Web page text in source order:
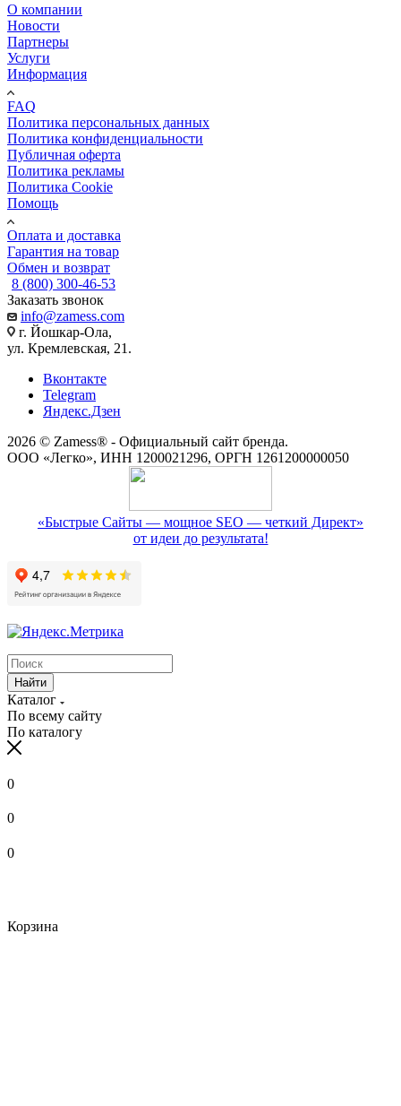
О компании
Новости
Партнеры
Услуги
Информация
FAQ
Политика персональных данных
Политика конфиденциальности
Публичная оферта
Политика рекламы
Политика Cookie
Помощь
Оплата и доставка
Гарантия на товар
Обмен и возврат
8 (800) 300-46-53
Заказать звонок
info@zamess.com
г. Йошкар-Ола,
ул. Кремлевская, 21.
Вконтакте
Telegram
Яндекс.Дзен
2026 © Zamess® - Официальный сайт бренда.
ООО «Легко», ИНН 1200021296, ОРГН 1261200000050
«Быстрые Сайты — мощное SEO — четкий Директ»
от идеи до результата!
Найти
Каталог
По всему сайту
По каталогу
0
0
0
Корзина